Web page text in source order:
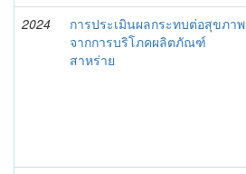
2024
การประเมินผลกระทบต่อสุขภาพ
จากการบริโภคผลิตภัณฑ์
สาหร่าย